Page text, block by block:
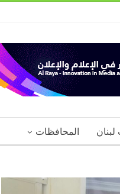
المحافظات